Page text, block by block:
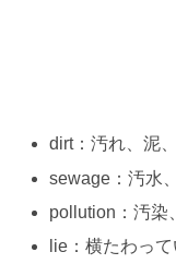
dirt：汚れ、泥
sewage：汚水
pollution：汚染
lie：横たわっ